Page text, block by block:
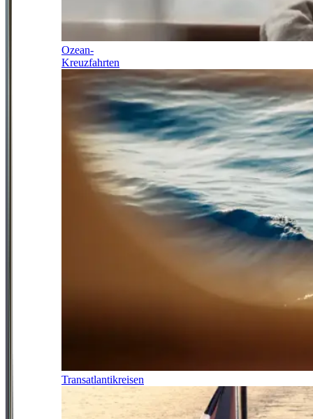
Ozean-
Kreuzfahrten
Transatlantikreisen